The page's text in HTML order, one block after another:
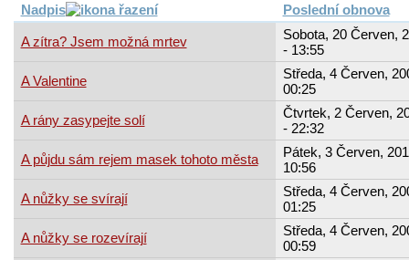
Nadpis Poslední obnova
A zítra? Jsem možná mrtev
Sobota, 20 Červen,
- 13:55
A Valentine
Středa, 4 Červen,
00:25
A rány zasypejte solí
Čtvrtek, 2 Červen,
- 22:32
A půjdu sám rejem masek tohoto města
Pátek, 3 Červen,
10:56
A nůžky se svírají
Středa, 4 Červen,
01:25
A nůžky se rozevírají
Středa, 4 Červen,
00:59